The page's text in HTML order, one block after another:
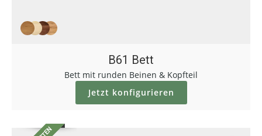
B61 Bett
Bett mit runden Beinen & Kopfteil
Jetzt konfigurieren